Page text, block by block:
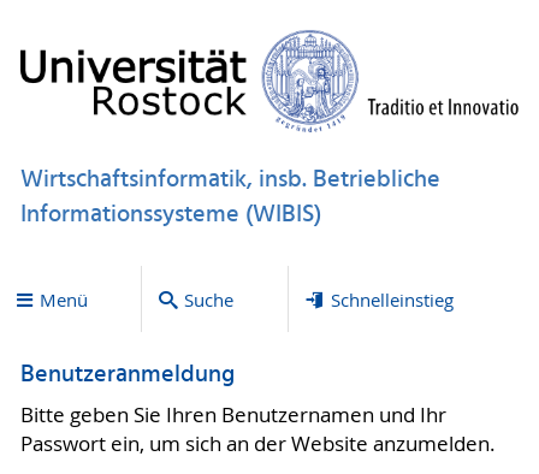
Wirtschaftsinformatik, insb. Betriebliche
Informationssysteme (WIBIS)
Menü Suche Schnelleinstieg
Benutzeranmeldung
Bitte geben Sie Ihren Benutzernamen und Ihr
Passwort ein, um sich an der Website anzumelden.